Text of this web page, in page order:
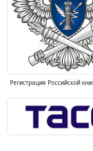
Регистрация Российской